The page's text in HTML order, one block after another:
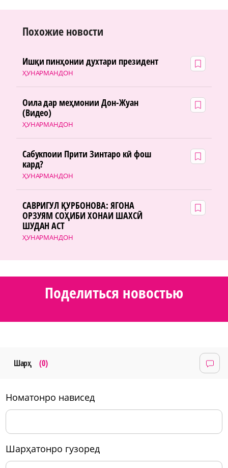
Похожие новости
ҲУНАРМАНДОН
Ишқи пинҳонии духтари президент
ҲУНАРМАНДОН
Оила дар меҳмонии Дон-Жуан
(Видео)
ҲУНАРМАНДОН
Сабукпоии Прити Зинтаро кӣ фош
кард?
ҲУНАРМАНДОН
САВРИГУЛ ҚУРБОНОВА: ЯГОНА
ОРЗУЯМ СОҲИБИ ХОНАИ ШАХСӢ
ШУДАН АСТ
Поделиться новостью
Шарҳ (0)
номатонро нависед
шарҳатонро гузоред